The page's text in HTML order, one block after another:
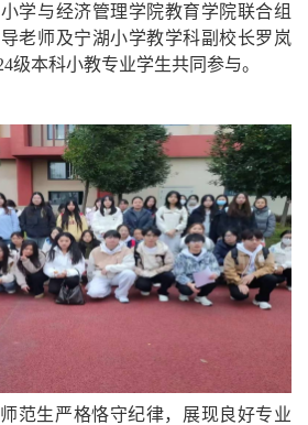
学与经济管理学院教育学院联合组
老师及宁湖小学教学科副校长罗岚
级本科小教专业学生共同参与。
范生严格恪守纪律，展现良好专业